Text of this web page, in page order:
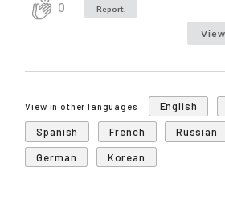
0 Report.
View in other languages English
Spanish
French Russian
German
Korean